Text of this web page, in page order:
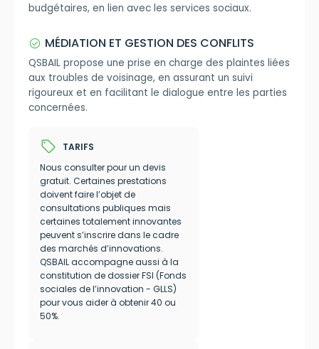
budgétaires, en lien avec les services sociaux.
check_circle MÉDIATION ET GESTION DES CONFLITS
QSBAIL propose une prise en charge des plaintes liées
aux troubles de voisinage, en assurant un suivi
rigoureux et en facilitant le dialogue entre les parties
concernées.
sell
TARIFS
Nous consulter pour un devis
gratuit. Certaines prestations
doivent faire l’objet de
consultations publiques mais
certaines totalement innovantes
peuvent s’inscrire dans le cadre
des marchés d’innovations.
QSBAIL accompagne aussi à la
constitution de dossier FSI (Fonds
sociales de l’innovation - GLLS)
pour vous aider à obtenir 40 ou
50%.